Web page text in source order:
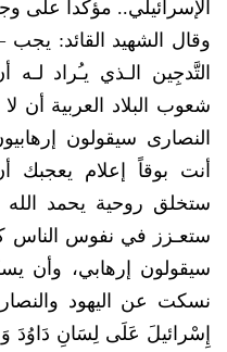
الإسرائيلي.. مؤكدا على
وقال الشهيد القائد: يجب
التَّدجِين الـذي يـُراد
شعوب البلاد العربية أن
النصارى سيقولون
أنت بوقاً إعلام يعجبك
ستخلق روحية يحمد الله
ستعـزز في نفوس الناس
سيقولون إرهابي، وأن
نسكت عن اليهود
إِسْرائيلَ عَلَى لِسَانِ دَاوُدَ